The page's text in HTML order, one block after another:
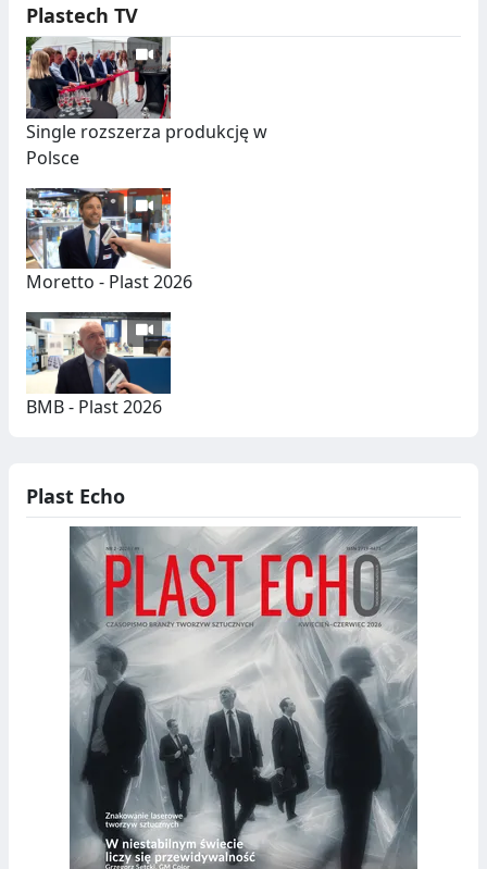
Plastech TV
Single rozszerza produkcję w
Polsce
Moretto - Plast 2026
BMB - Plast 2026
Plast Echo